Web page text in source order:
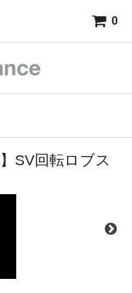
0
SV回転ロブス